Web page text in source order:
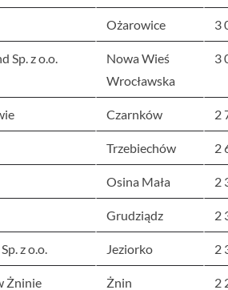
Ożarowice 3
Sp. z o.o.
Nowa Wieś
Wrocławska
3
Czarnków 2
Trzebiechów 2
Osina Mała 2
Grudziądz 2
z o.o. Jeziorko 2
Żninie Żnin 2